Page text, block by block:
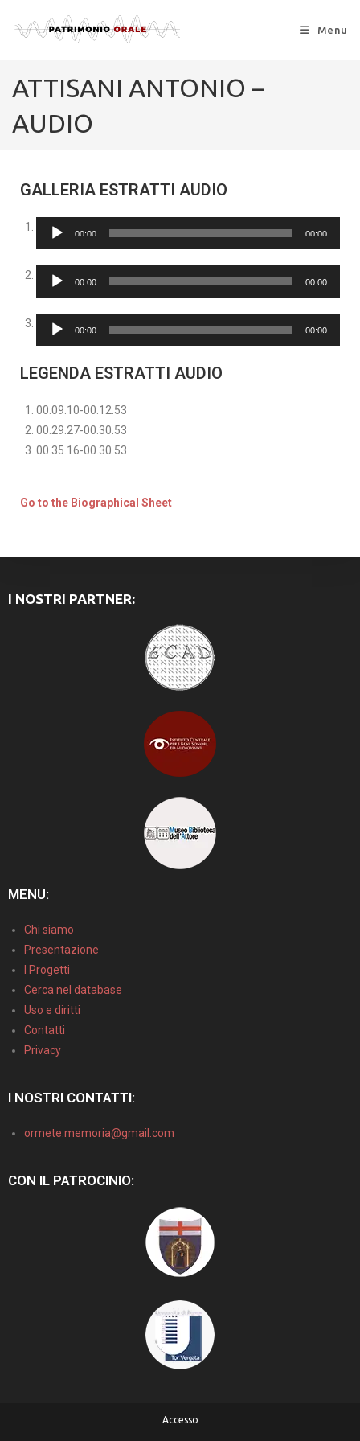
Menu
ATTISANI ANTONIO –
AUDIO
GALLERIA ESTRATTI AUDIO
Audio
00:00 00:00
Audio
00:00 00:00
Audio
00:00 00:00
LEGENDA ESTRATTI AUDIO
00.09.10-00.12.53
00.29.27-00.30.53
00.35.16-00.30.53
Go to the Biographical Sheet
I NOSTRI PARTNER:
MENU:
Chi siamo
Presentazione
I Progetti
Cerca nel database
Uso e diritti
Contatti
Privacy
I NOSTRI CONTATTI:
ormete.memoria@gmail.com
CON IL PATROCINIO:
Accesso